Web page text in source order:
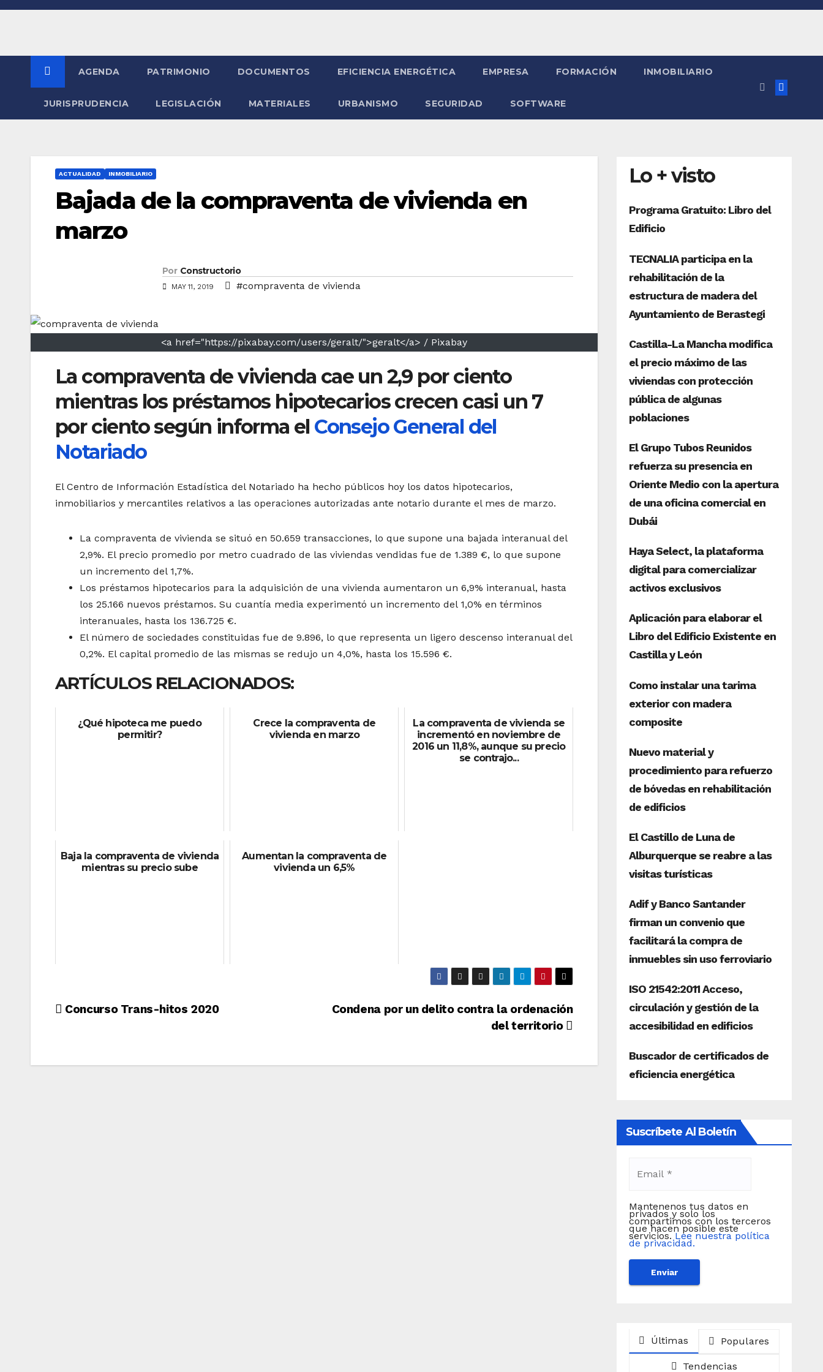
Saltar
AGENDA PATRIMONIO DOCUMENTOS EFICIENCIA ENERGÉTICA EMPRESA FORMACIÓN INMOBILIARIO
JURISPRUDENCIA LEGISLACIÓN MATERIALES URBANISMO SEGURIDAD SOFTWARE
ACTUALIDAD INMOBILIARIO
Bajada de la compraventa de vivienda en
marzo
Por Constructorio
MAY 11, 2019 #compraventa de vivienda
<a href="https://pixabay.com/users/geralt/">geralt</a> / Pixabay
La compraventa de vivienda cae un 2,9 por ciento
mientras los préstamos hipotecarios crecen casi un 7
por ciento según informa el Consejo General del
Notariado
El Centro de Información Estadística del Notariado ha hecho públicos hoy los datos hipotecarios,
inmobiliarios y mercantiles relativos a las operaciones autorizadas ante notario durante el mes de marzo.
La compraventa de vivienda se situó en 50.659 transacciones, lo que supone una bajada interanual del
2,9%. El precio promedio por metro cuadrado de las viviendas vendidas fue de 1.389 €, lo que supone
un incremento del 1,7%.
Los préstamos hipotecarios para la adquisición de una vivienda aumentaron un 6,9% interanual, hasta
los 25.166 nuevos préstamos. Su cuantía media experimentó un incremento del 1,0% en términos
interanuales, hasta los 136.725 €.
El número de sociedades constituidas fue de 9.896, lo que representa un ligero descenso interanual del
0,2%. El capital promedio de las mismas se redujo un 4,0%, hasta los 15.596 €.
ARTÍCULOS RELACIONADOS:
¿Qué hipoteca me puedo
permitir?
Crece la compraventa de
vivienda en marzo
La compraventa de vivienda se
incrementó en noviembre de
2016 un 11,8%, aunque su precio
se contrajo...
Baja la compraventa de vivienda
mientras su precio sube
Aumentan la compraventa de
vivienda un 6,5%
Navegación
entradas
Condena por un delito contra la ordenación
del territorio
Concurso Trans-hitos 2020
Lo + visto
Suscríbete Al Boletín
Mantenenos tus datos en
privados y solo los
compartimos con los terceros
que hacen posible este
servicios. Lee nuestra política
de privacidad.
Últimas Populares
Tendencias